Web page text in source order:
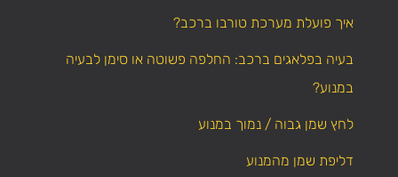
איך פועלת מערכת טורבו ברכב?
בעיה בפלאגים ברכב: החלפה פשוטה או סימן לבעיה
במנוע?
לחץ שמן גבוה / נמוך במנוע
דליפת שמן מהמנוע